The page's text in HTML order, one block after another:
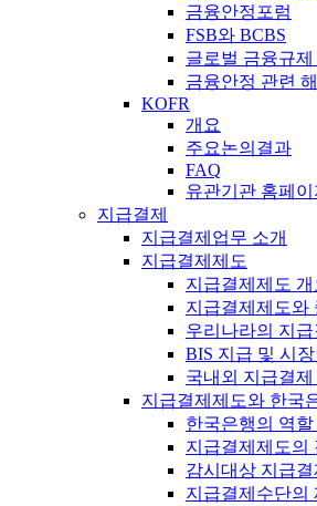
금융안정포럼
FSB와 BCBS
글로벌 금융규제
금융안정 관련
KOFR
개요
주요논의결과
FAQ
유관기관 홈페이
지급결제
지급결제업무 소개
지급결제제도
지급결제제도 개
지급결제제도와
우리나라의 지
BIS 지급 및 시
국내외 지급결
지급결제제도와 한국
한국은행의 역할
지급결제제도의
감시대상 지급
지급결제수단의